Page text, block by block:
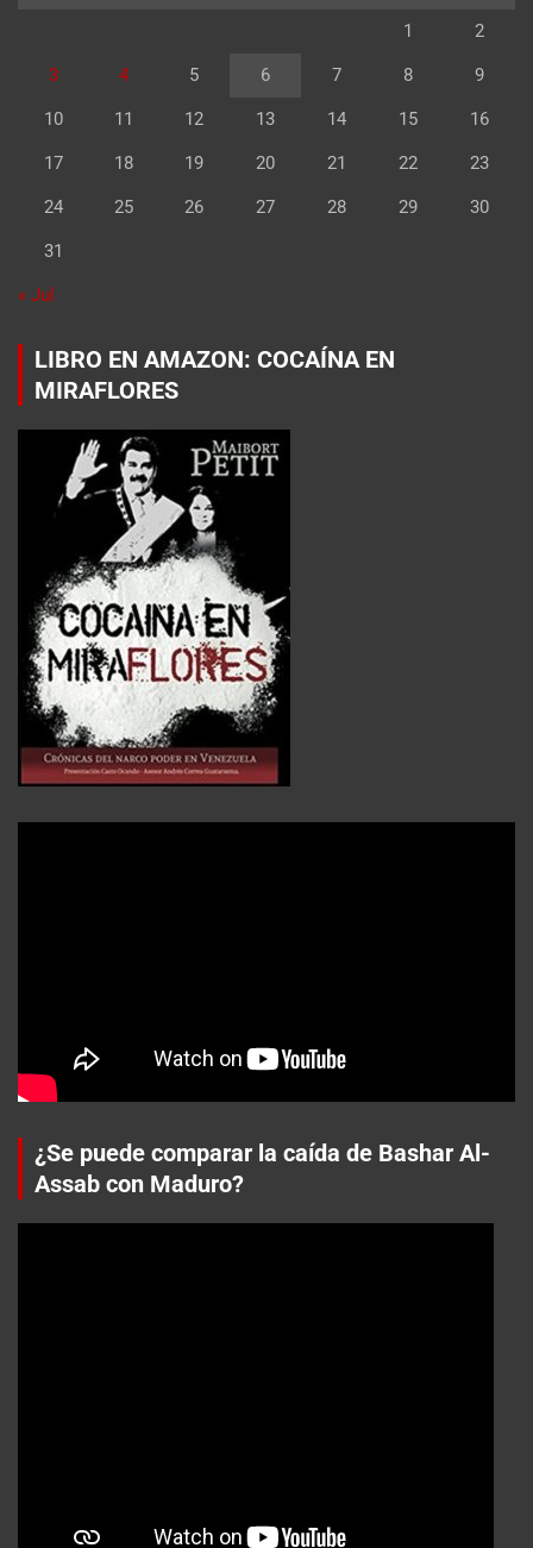
1 2
3 4 5 6 7 8 9
10 11 12 13 14 15 16
17 18 19 20 21 22 23
24 25 26 27 28 29 30
31
« Jul
LIBRO EN AMAZON: COCAÍNA EN
MIRAFLORES
¿Se puede comparar la caída de Bashar Al-
Assab con Maduro?